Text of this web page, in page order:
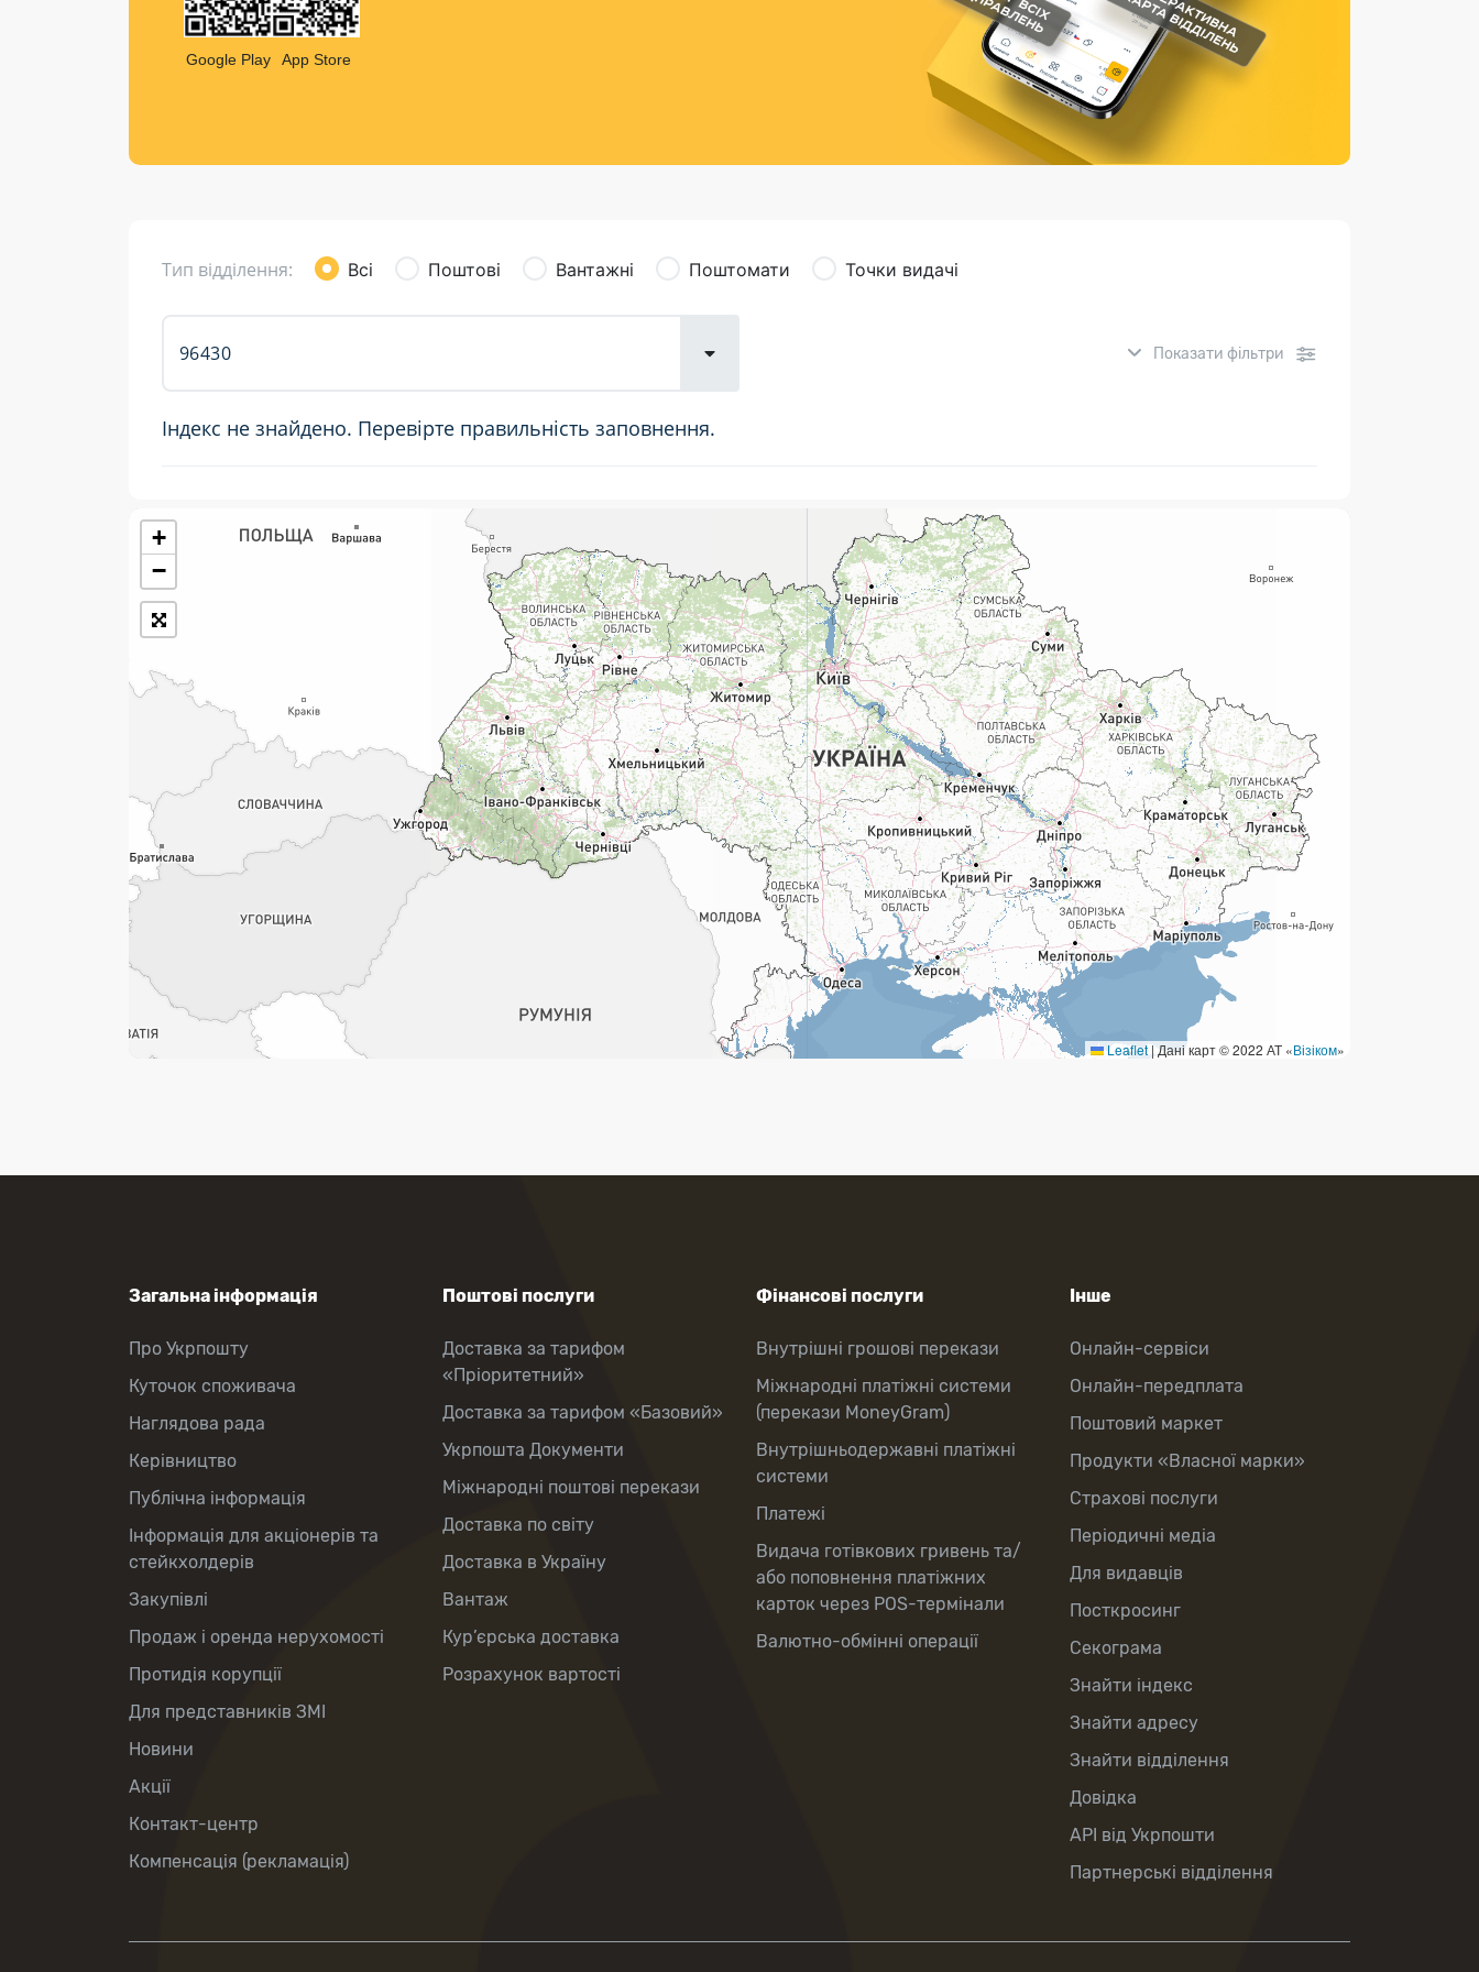
Листи та листівки
Кур’єрська доставка
Страхові послуги
Каталог «Укрпошта Маркет»
Google Play App Store
Тип відділення: Всі Поштові Вантажні Поштомати Точки видачі
Показати фільтри
Індекс не знайдено. Перевірте правильність заповнення.
Розклад роботи:
Укрпошта Експрес/тариф
«Пріоритетний»
Укрпошта Стандарт/тариф «Базовий»
Доставка за межі України
Прийом вантажів
Фінансові послуги:
Термінові перекази
Перекази
Комунальні та інші платежі
+
−
Leaflet|Дані карт © 2022 АТ «Візіком»
Загальна інформація
Про Укрпошту
Куточок споживача
Наглядова рада
Керівництво
Публічна інформація
Інформація для акціонерів та
стейкхолдерів
Закупівлі
Продаж і оренда нерухомості
Протидія корупції
Для представників ЗМІ
Новини
Акції
Контакт-центр
Компенсація (рекламація)
Поштові послуги
Доставка за тарифом
«Пріоритетний»
Доставка за тарифом «Базовий»
Укрпошта Документи
Міжнародні поштові перекази
Доставка по світу
Доставка в Україну
Вантаж
Кур’єрська доставка
Розрахунок вартості
Фінансові послуги
Внутрішні грошові перекази
Міжнародні платіжні системи
(перекази MoneyGram)
Внутрішньодержавні платіжні
системи
Платежі
Видача готівкових гривень та/
або поповнення платіжних
карток через POS-термінали
Валютно-обмінні операції
Інше
Онлайн-сервіси
Онлайн-передплата
Поштовий маркет
Продукти «Власної марки»
Страхові послуги
Періодичні медіа
Для видавців
Посткросинг
Секограма
Знайти індекс
Знайти адресу
Знайти відділення
Довідка
API від Укрпошти
Партнерські відділення